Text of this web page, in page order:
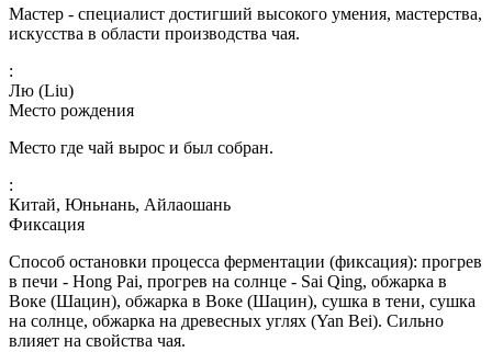
Мастер - специалист достигший высокого умения, мастерства,
искусства в области производства чая.
:
Лю (Liu)
Место рождения
Место где чай вырос и был собран.
:
Китай, Юньнань, Айлаошань
Фиксация
Способ остановки процесса ферментации (фиксация): прогрев
в печи - Hong Pai, прогрев на солнце - Sai Qing, обжарка в
Воке (Шацин), обжарка в Воке (Шацин), сушка в тени, сушка
на солнце, обжарка на древесных углях (Yan Bei). Сильно
влияет на свойства чая.